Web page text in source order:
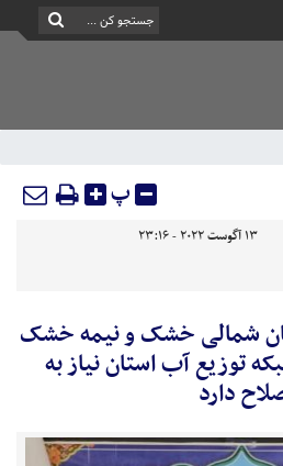
پ
13 آگوست 2022 - 23:16
شمالی خشک و نیمه خشک
شبکه توزیع آب استان نیاز به
دارد